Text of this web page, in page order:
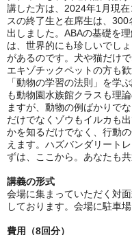
講した方は、2024年1月現
スの終了生と在席生は、300
出しました。ABAの基礎を
は、世界的にも珍しいでし
があるのです。犬や猫だけ
エキゾチックペットの方も
「動物の学習の法則」を学
も動物園水族館クラスも理
ますが、動物の例ばかりで
だけでなくゾウもイルカも
かを知るだけでなく、行動
えます。ハズバンダリート
ずは、ここから。あなたも
講義の形式
会場に集まっていただく対
しております。会場に駐車場
費用（8回分）